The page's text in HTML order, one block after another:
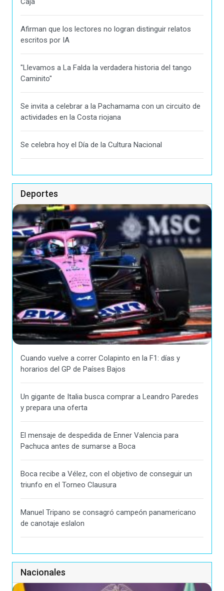
Afirman que los lectores no logran distinguir relatos
escritos por IA
"Llevamos a La Falda la verdadera historia del tango
Caminito"
Se invita a celebrar a la Pachamama con un circuito de
actividades en la Costa riojana
Se celebra hoy el Día de la Cultura Nacional
Deportes
Cuando vuelve a correr Colapinto en la F1: días y
horarios del GP de Países Bajos
Un gigante de Italia busca comprar a Leandro Paredes
y prepara una oferta
El mensaje de despedida de Enner Valencia para
Pachuca antes de sumarse a Boca
Boca recibe a Vélez, con el objetivo de conseguir un
triunfo en el Torneo Clausura
Manuel Tripano se consagró campeón panamericano
de canotaje eslalon
Nacionales